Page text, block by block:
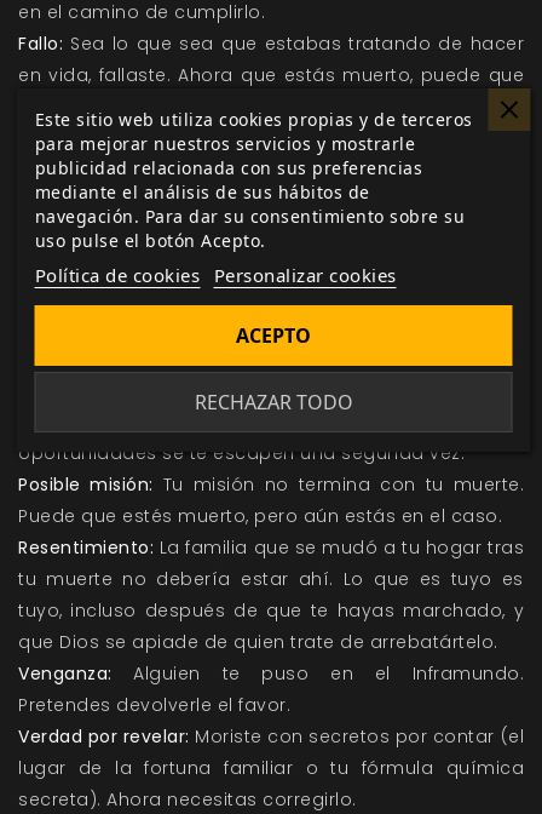
en el camino de cumplirlo.
Fallo: Sea lo que sea que estabas tratando de hacer
en vida, fallaste. Ahora que estás muerto, puede que
tengas una oportunidad de hacerlo al fin bien.
Legado:Poco te importa más que lo que dejaste
atrás. Tu legado florecerá, no importa lo que tengas
que hacer para asegurarte de ello.
Necesidad de entender:Necesitas saber por qué
moriste de la forma en que lo hiciste y cómo llegaste
a ese último punto inevitable. Hasta entonces, no
cosas que no hiciste en vida te ancla a las Tierras de
oportunidades se te escapen una segunda vez.
Posible misión: Tu misión no termina con tu muerte.
Puede que estés muerto, pero aún estás en el caso.
Resentimiento: La familia que se mudó a tu hogar tras
tu muerte no debería estar ahí. Lo que es tuyo es
tuyo, incluso después de que te hayas marchado, y
que Dios se apiade de quien trate de arrebatártelo.
Venganza: Alguien te puso en el Inframundo.
Pretendes devolverle el favor.
Verdad por revelar: Moriste con secretos por contar (el
lugar de la fortuna familiar o tu fórmula química
secreta). Ahora necesitas corregirlo.
Este sitio web utiliza cookies propias y de terceros
para mejorar nuestros servicios y mostrarle
publicidad relacionada con sus preferencias
mediante el análisis de sus hábitos de
navegación. Para dar su consentimiento sobre su
uso pulse el botón Acepto.
Política de cookies Personalizar cookies
RECHAZAR TODO
ACEPTO